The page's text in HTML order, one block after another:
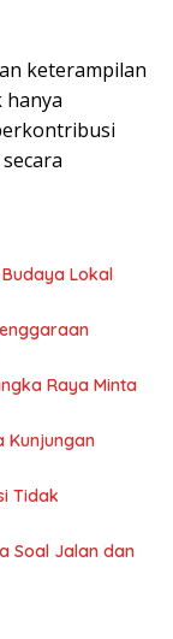
keterampilan
hanya
Lokal
Raya Minta
Kunjungan
Tidak
Soal Jalan dan